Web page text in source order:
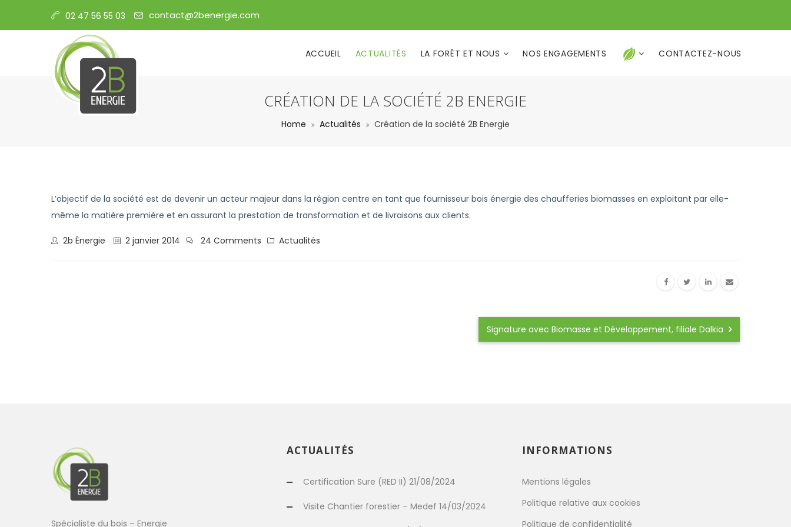
02 47 56 55 03 contact@2benergie.com
ACCUEIL ACTUALITÉS LA FORÊT ET NOUS NOS ENGAGEMENTS CONTACTEZ-NOUS
CRÉATION DE LA SOCIÉTÉ 2B ENERGIE
Home Actualités Création de la société 2B Energie
L’objectif de la société est de devenir un acteur majeur dans la région centre en tant que fournisseur bois énergie des chaufferies biomasses en exploitant par elle-
même la matière première et en assurant la prestation de transformation et de livraisons aux clients.
2b Énergie 2 janvier 2014 Actualités
24 Comments
Signature avec Biomasse et Développement, filiale Dalkia
Spécialiste du bois – Energie
ACTUALITÉS
Certification Sure (RED II) 21/08/2024
Visite Chantier forestier – Medef 14/03/2024
INFORMATIONS
Mentions légales
Politique relative aux cookies
Politique de confidentialité